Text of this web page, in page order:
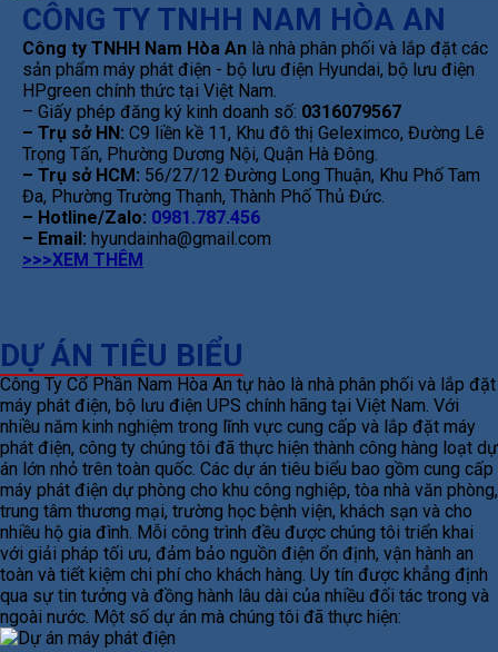
CÔNG TY TNHH NAM HÒA AN
Công ty TNHH Nam Hòa An là nhà phân phối và lắp đặt các
sản phẩm máy phát điện - bộ lưu điện Hyundai, bộ lưu điện
HPgreen chính thức tại Việt Nam.
– Giấy phép đăng ký kinh doanh số: 0316079567
– Trụ sở HN: C9 liền kề 11, Khu đô thị Geleximco, Đường Lê
Trọng Tấn, Phường Dương Nội, Quận Hà Đông.
– Trụ sở HCM: 56/27/12 Đường Long Thuận, Khu Phố Tam
Đa, Phường Trường Thạnh, Thành Phố Thủ Đức.
– Hotline/Zalo: 0981.787.456
– Email: hyundainha@gmail.com
>>>XEM THÊM
DỰ ÁN TIÊU BIỂU
Công Ty Cổ Phần Nam Hòa An tự hào là nhà phân phối và lắp đặt
máy phát điện, bộ lưu điện UPS chính hãng tại Việt Nam. Với
nhiều năm kinh nghiệm trong lĩnh vực cung cấp và lắp đặt máy
phát điện, công ty chúng tôi đã thực hiện thành công hàng loạt dự
án lớn nhỏ trên toàn quốc. Các dự án tiêu biểu bao gồm cung cấp
máy phát điện dự phòng cho khu công nghiệp, tòa nhà văn phòng,
trung tâm thương mại, trường học bệnh viện, khách sạn và cho
nhiều hộ gia đình. Mỗi công trình đều được chúng tôi triển khai
với giải pháp tối ưu, đảm bảo nguồn điện ổn định, vận hành an
toàn và tiết kiệm chi phí cho khách hàng. Uy tín được khẳng định
qua sự tin tưởng và đồng hành lâu dài của nhiều đối tác trong và
ngoài nước. Một số dự án mà chúng tôi đã thực hiện: